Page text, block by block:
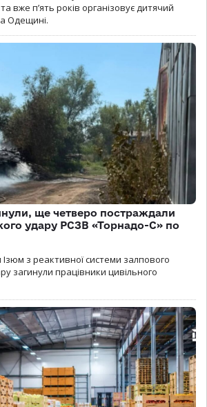
вже п’ять років організовує дитячий
Одещині.
ще четверо постраждали
удару РСЗВ «Торнадо-С» по
з реактивної системи залпового
загинули працівники цивільного